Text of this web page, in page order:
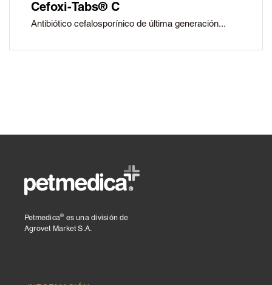
Cefoxi-Tabs® C
Antibiótico cefalosporínico de última generación...
Petmedica® es una división de
Agrovet Market S.A.